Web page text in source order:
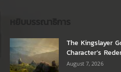
The Kingslayer
Character’s
August 7, 2026